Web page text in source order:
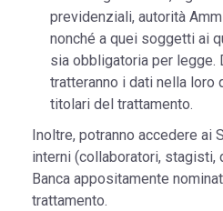
previdenziali, autorità
nonché a quei soggetti ai
sia obbligatoria per
tratteranno i dati nella loro
titolari del trattamento.
Inoltre, potranno accedere ai
interni (collaboratori, stagisti,
Banca appositamente
trattamento.